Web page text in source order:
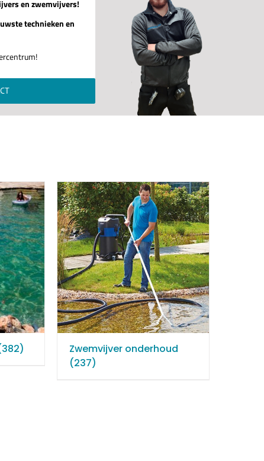
en zwemvijvers!
technieken en
Zwemvijver onderhoud
(237)